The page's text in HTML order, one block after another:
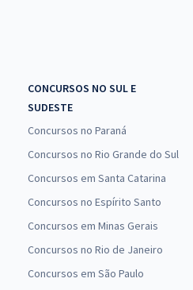
CONCURSOS NO SUL E
SUDESTE
Concursos no Paraná
Concursos no Rio Grande do Sul
Concursos em Santa Catarina
Concursos no Espírito Santo
Concursos em Minas Gerais
Concursos no Rio de Janeiro
Concursos em São Paulo